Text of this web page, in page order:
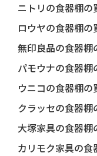
ニトリの食器棚の
ロウヤの食器棚の
無印良品の食器棚
パモウナの食器棚
ウニコの食器棚の
クラッセの食器棚
大塚家具の食器棚
カリモク家具の食